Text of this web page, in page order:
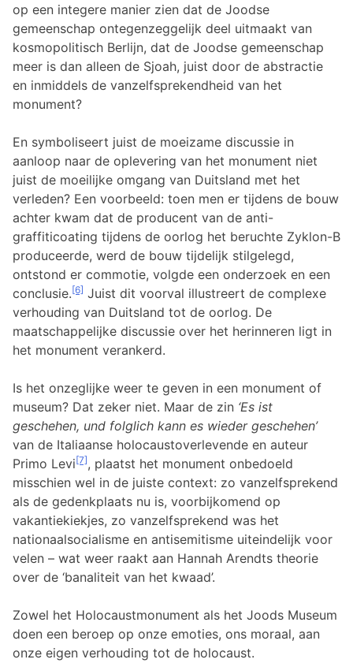
op een integere manier zien dat de Joodse
gemeenschap ontegenzeggelijk deel uitmaakt van
kosmopolitisch Berlijn, dat de Joodse gemeenschap
meer is dan alleen de Sjoah, juist door de abstractie
en inmiddels de vanzelfsprekendheid van het
monument?
En symboliseert juist de moeizame discussie in
aanloop naar de oplevering van het monument niet
juist de moeilijke omgang van Duitsland met het
verleden? Een voorbeeld: toen men er tijdens de bouw
achter kwam dat de producent van de anti-
graffiticoating tijdens de oorlog het beruchte Zyklon-B
produceerde, werd de bouw tijdelijk stilgelegd,
ontstond er commotie, volgde een onderzoek en een
conclusie. [6] Juist dit voorval illustreert de complexe
verhouding van Duitsland tot de oorlog. De
maatschappelijke discussie over het herinneren ligt in
het monument verankerd.
Is het onzeglijke weer te geven in een monument of
museum? Dat zeker niet. Maar de zin ‘Es ist
geschehen, und folglich kann es wieder geschehen’
van de Italiaanse holocaustoverlevende en auteur
Primo Levi [7], plaatst het monument onbedoeld
misschien wel in de juiste context: zo vanzelfsprekend
als de gedenkplaats nu is, voorbijkomend op
vakantiekiekjes, zo vanzelfsprekend was het
nationaalsocialisme en antisemitisme uiteindelijk voor
velen – wat weer raakt aan Hannah Arendts theorie
over de ‘banaliteit van het kwaad’.
Zowel het Holocaustmonument als het Joods Museum
doen een beroep op onze emoties, ons moraal, aan
onze eigen verhouding tot de holocaust.